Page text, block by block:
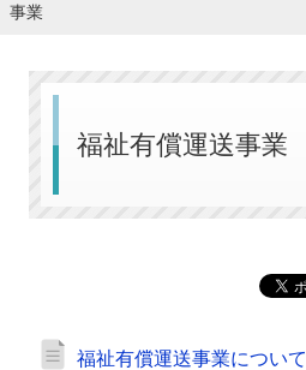
事業
福祉有償運送事業
福祉有償運送事業について